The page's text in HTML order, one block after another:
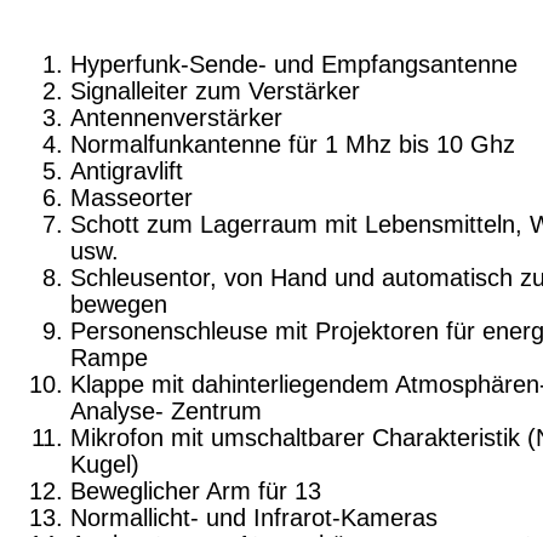
Hyperfunk-Sende- und Empfangsantenne
Signalleiter zum Verstärker
Antennenverstärker
Normalfunkantenne für 1 Mhz bis 10 Ghz
Antigravlift
Masseorter
Schott zum Lagerraum mit Lebensmitteln,
usw.
Schleusentor, von Hand und automatisch
bewegen
Personenschleuse mit Projektoren für
Rampe
Klappe mit dahinterliegendem
Analyse- Zentrum
Mikrofon mit umschaltbarer Charakteristik
Kugel)
Beweglicher Arm für 13
Normallicht- und Infrarot-Kameras